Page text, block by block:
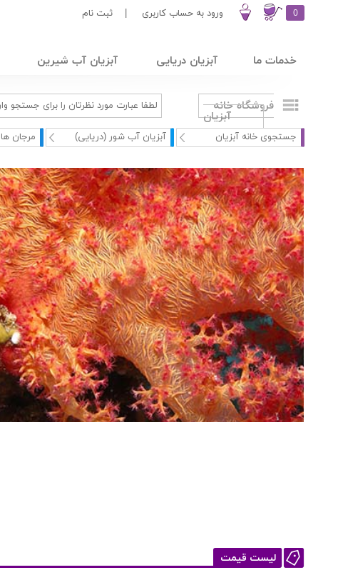
0 ورود به حساب کاربری ثبت نام
خدمات ما آبزیان دریایی آبزیان آب شیرین
فروشگاه خانه
آبزیان
جستجوی خانه آبزیان آبزیان آب شور (دریایی) مرجان ها
لیست قیمت